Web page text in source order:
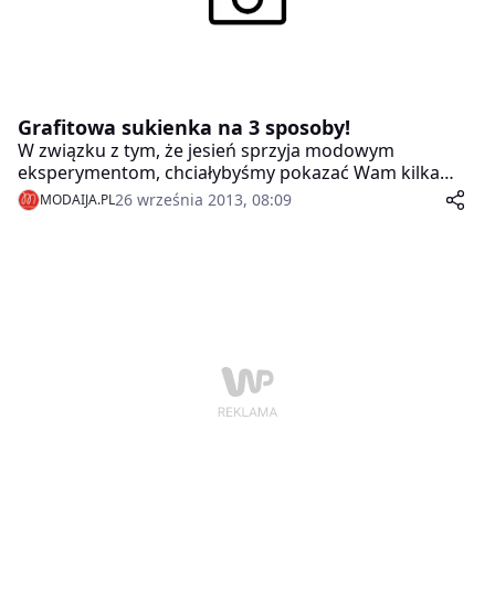
Grafitowa sukienka na 3 sposoby!
W związku z tym, że jesień sprzyja modowym
eksperymentom, chciałybyśmy pokazać Wam kilka
sposobów na grafitową sukienkę. Wbrew pozorom
daje ona duże pole do popisu! Grunt to zestawić ją z
MODAIJA.PL26 września 2013, 08:09